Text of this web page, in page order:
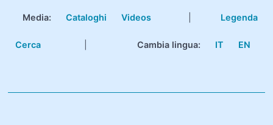
Media: Cataloghi Videos Legenda
Cerca Cambia lingua: IT EN